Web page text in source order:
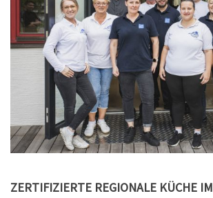
ZERTIFIZIERTE REGIONALE KÜCHE IM